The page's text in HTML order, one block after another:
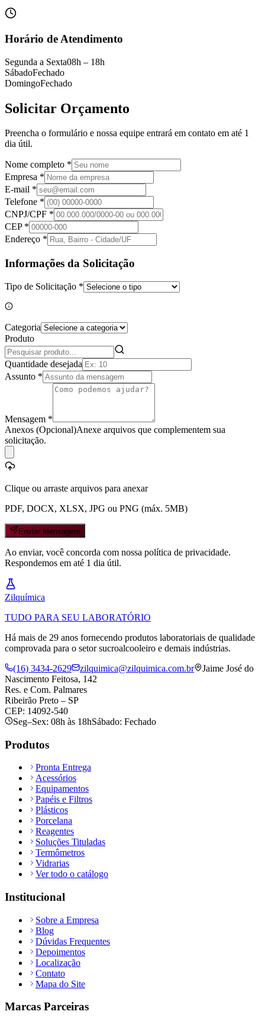
Horário de Atendimento
Segunda a Sexta08h – 18h
SábadoFechado
DomingoFechado
Solicitar Orçamento
Preencha o formulário e nossa equipe entrará em contato em até 1
dia útil.
Nome completo *
Empresa *
E-mail *
Telefone *
CNPJ/CPF *
CEP *
Endereço *
Informações da Solicitação
Tipo de Solicitação *
Categoria
Produto
Quantidade desejada
Assunto *
Mensagem *
Anexos (Opcional)Anexe arquivos que complementem sua
solicitação.
Clique ou arraste arquivos para anexar
PDF, DOCX, XLSX, JPG ou PNG (máx. 5MB)
Enviar Mensagem
Ao enviar, você concorda com nossa política de privacidade.
Respondemos em até 1 dia útil.
Zilquímica
TUDO PARA SEU LABORATÓRIO
Há mais de 29 anos fornecendo produtos laboratoriais de qualidade
comprovada para o setor sucroalcooleiro e demais indústrias.
(16) 3434-2629
zilquimica@zilquimica.com.br
Jaime José do
Nascimento Feitosa, 142
Res. e Com. Palmares
Ribeirão Preto – SP
CEP: 14092-540
Seg–Sex: 08h às 18hSábado: Fechado
Produtos
Pronta Entrega
Acessórios
Equipamentos
Papéis e Filtros
Plásticos
Porcelana
Reagentes
Soluções Tituladas
Termômetros
Vidrarias
Ver todo o catálogo
Institucional
Sobre a Empresa
Blog
Dúvidas Frequentes
Depoimentos
Localização
Contato
Mapa do Site
Marcas Parceiras